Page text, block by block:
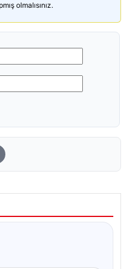
olmalısınız.